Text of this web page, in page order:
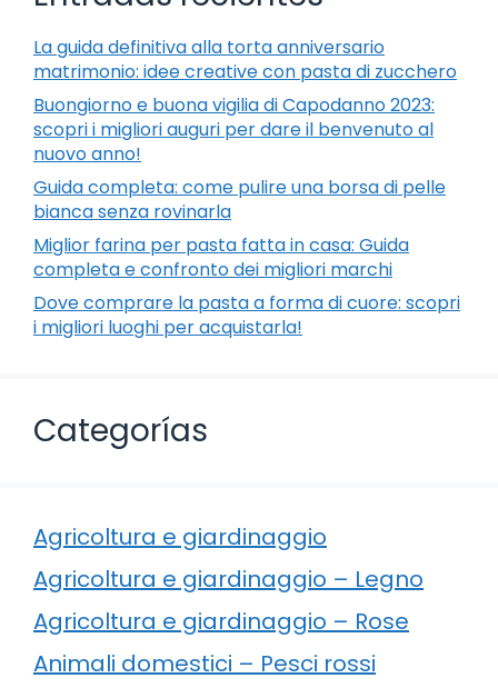
La guida definitiva alla torta anniversario
matrimonio: idee creative con pasta di zucchero
Buongiorno e buona vigilia di Capodanno 2023:
scopri i migliori auguri per dare il benvenuto al
nuovo anno!
Guida completa: come pulire una borsa di pelle
bianca senza rovinarla
Miglior farina per pasta fatta in casa: Guida
completa e confronto dei migliori marchi
Dove comprare la pasta a forma di cuore: scopri
i migliori luoghi per acquistarla!
Categorías
Agricoltura e giardinaggio
Agricoltura e giardinaggio – Legno
Agricoltura e giardinaggio – Rose
Animali domestici – Pesci rossi